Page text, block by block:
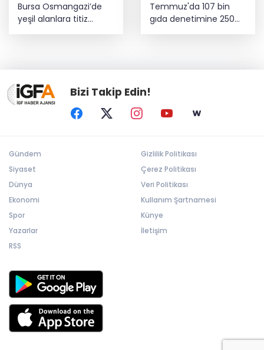
Bursa Osmangazi’de
yeşil alanlara titiz
koruma
Temmuz'da 107 bin
gıda denetimine 250
milyon TL ceza kesildi
Bizi Takip Edin!
Gündem
Siyaset
Dünya
Ekonomi
Spor
Yazarlar
RSS
Gizlilik Politikası
Çerez Politikası
Veri Politikası
Kullanım Şartnamesi
Künye
İletişim